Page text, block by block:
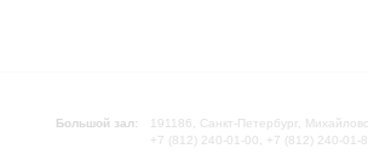
Большой зал:
191186, Санкт-Петербург,
+7 (812) 240-01-00, +7 (812) 240-01-